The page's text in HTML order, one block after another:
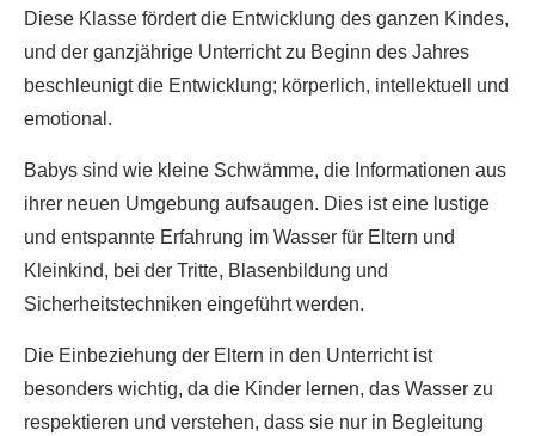
Diese Klasse fördert die Entwicklung des ganzen Kindes,
und der ganzjährige Unterricht zu Beginn des Jahres
beschleunigt die Entwicklung; körperlich, intellektuell und
emotional.
Babys sind wie kleine Schwämme, die Informationen aus
ihrer neuen Umgebung aufsaugen. Dies ist eine lustige
und entspannte Erfahrung im Wasser für Eltern und
Kleinkind, bei der Tritte, Blasenbildung und
Sicherheitstechniken eingeführt werden.
Die Einbeziehung der Eltern in den Unterricht ist
besonders wichtig, da die Kinder lernen, das Wasser zu
respektieren und verstehen, dass sie nur in Begleitung